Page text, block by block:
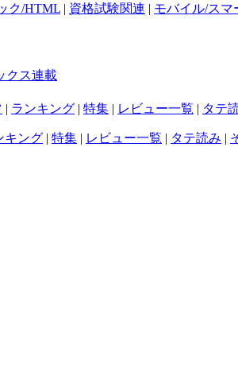
ク/HTML | 資格試験関連 | モバイル/スマ
クス連載
| ランキング | 特集 | レビュー一覧 | タテ
キング | 特集 | レビュー一覧 | タテ読み |